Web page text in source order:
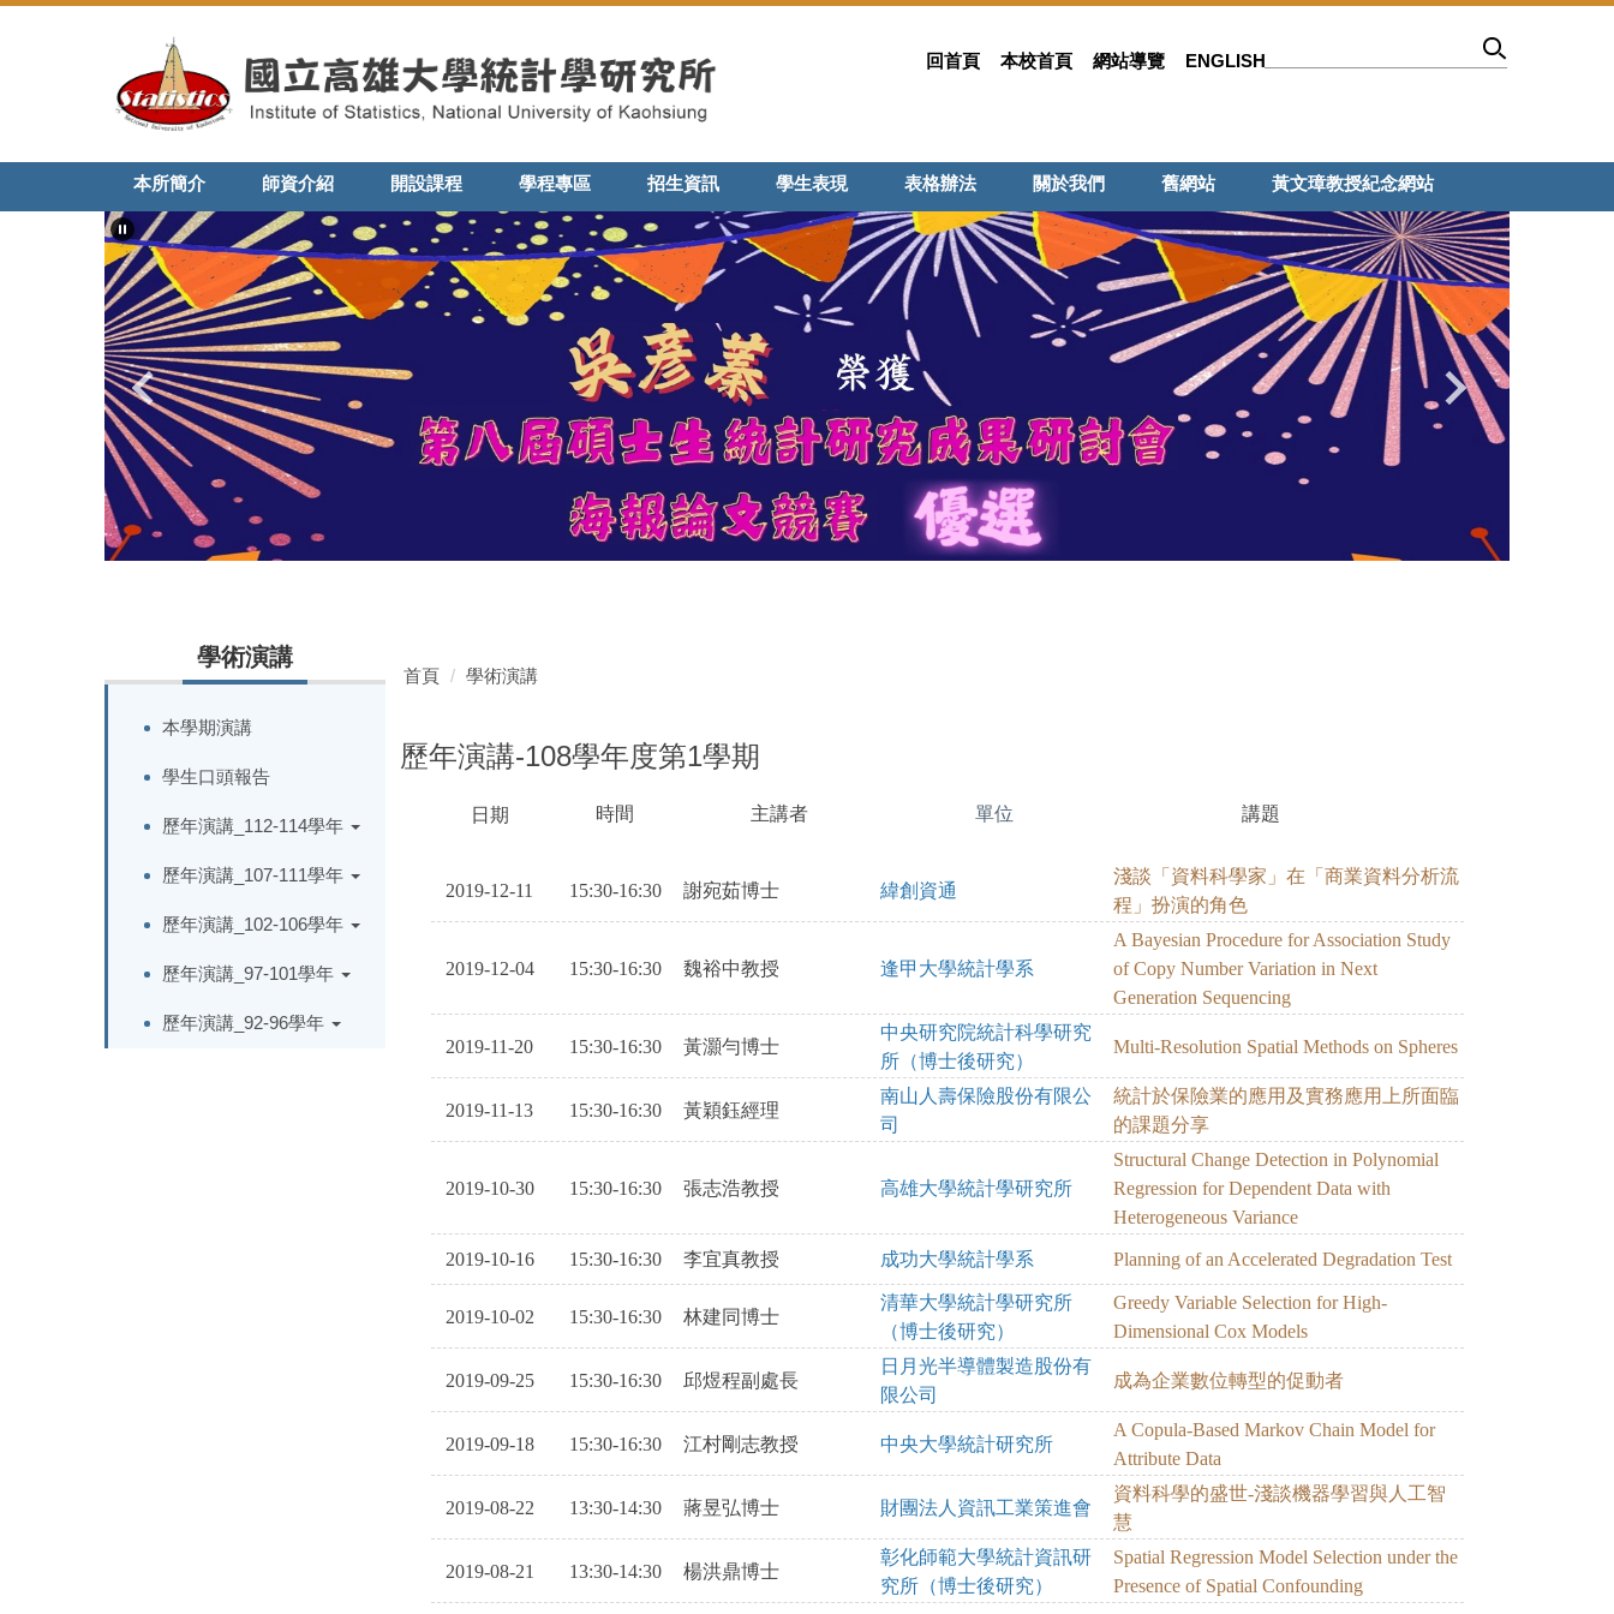
回首頁 本校首頁 網站導覽 ENGLISH
本所簡介 師資介紹 開設課程 學程專區 招生資訊 學生表現 表格辦法 關於我們 舊網站 黃文璋教授紀念網站
學術演講
本學期演講
學生口頭報告
歷年演講_112-114學年
歷年演講_107-111學年
歷年演講_102-106學年
歷年演講_97-101學年
歷年演講_92-96學年
首頁 學術演講
歷年演講-108學年度第1學期
日期
時間
主講者
單位
講題
2019-12-11 15:30-16:30 謝宛茹博士 緯創資通
淺談「資料科學家」在「商業資料分析流
程」扮演的角色
2019-12-04 15:30-16:30 魏裕中教授 逢甲大學統計學系
A Bayesian Procedure for Association Study
of Copy Number Variation in Next
Generation Sequencing
2019-11-20 15:30-16:30 黃灝勻博士
中央研究院統計科學研究
所（博士後研究）
Multi-Resolution Spatial Methods on Spheres
2019-11-13 15:30-16:30 黃穎鈺經理
南山人壽保險股份有限公
司
統計於保險業的應用及實務應用上所面臨
的課題分享
2019-10-30 15:30-16:30 張志浩教授 高雄大學統計學研究所
Structural Change Detection in Polynomial
Regression for Dependent Data with
Heterogeneous Variance
2019-10-16 15:30-16:30 李宜真教授 成功大學統計學系 Planning of an Accelerated Degradation Test
2019-10-02 15:30-16:30 林建同博士
清華大學統計學研究所
（博士後研究）
Greedy Variable Selection for High-
Dimensional Cox Models
2019-09-25 15:30-16:30 邱煜程副處長
日月光半導體製造股份有
限公司
成為企業數位轉型的促動者
2019-09-18 15:30-16:30 江村剛志教授 中央大學統計研究所
A Copula-Based Markov Chain Model for
Attribute Data
2019-08-22 13:30-14:30 蔣昱弘博士 財團法人資訊工業策進會
資料科學的盛世-淺談機器學習與人工智
慧
2019-08-21 13:30-14:30 楊洪鼎博士
彰化師範大學統計資訊研
究所（博士後研究）
Spatial Regression Model Selection under the
Presence of Spatial Confounding